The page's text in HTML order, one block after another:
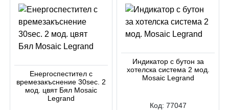
Име
Код на артикул
Енергоспестител с
времезакъснение 30sec. 2
мод. цвят Бял Mosaic
Legrand
Индикатор с бутон за
хотелска система 2 мод.
Mosaic Legrand
Код: 77047